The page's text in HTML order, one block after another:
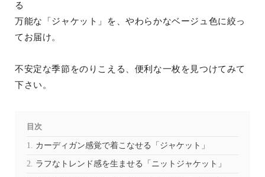
る
万能な「ジャケット」を、やわらかなベージュ色に絞っ
てお届け。
不安定な季節をのりこえる、便利な一枚を見つけてみて
下さい。
目次
カーディガン感覚で着こなせる「ジャケット」
ラフなトレンド感を生ませる「ニットジャケット」